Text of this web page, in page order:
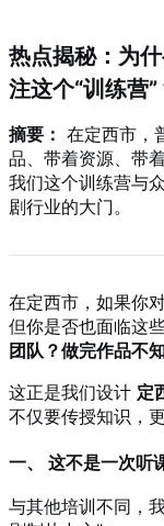
热点揭秘：为
注这个“训练营”
摘要： 在定西市，
品、带着资源、带
我们这个训练营与
剧行业的大门。
在定西市，如果你
但你是否也面临这
团队？做完作品不
这正是我们设计 定
不仅要传授知识，
一、 这不是一次听
与其他培训不同，